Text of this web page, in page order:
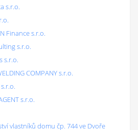
s.r.o.
Finance s.r.o.
s.r.o.
s.r.o.
COMPANY s.r.o.
s.r.o.
vlastníků domu čp. 744 ve Dvoře